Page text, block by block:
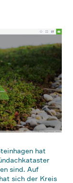
hat
sind. Auf
sich der Kreis